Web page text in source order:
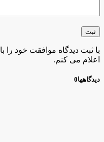
با ثبت دیدگاه موافقت خود را با
اعلام می کنم.
دیدگاهها0